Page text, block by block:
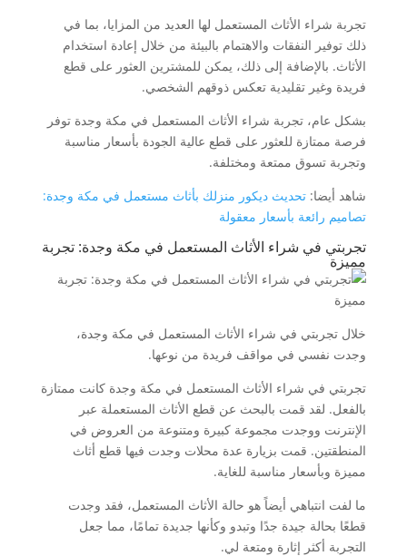
تجربة شراء الأثاث المستعمل لها العديد من المزايا، بما في
ذلك توفير النفقات والاهتمام بالبيئة من خلال إعادة استخدام
الأثاث. بالإضافة إلى ذلك، يمكن للمشترين العثور على قطع
فريدة وغير تقليدية تعكس ذوقهم الشخصي.
بشكل عام، تجربة شراء الأثاث المستعمل في مكة وجدة توفر
فرصة ممتازة للعثور على قطع عالية الجودة بأسعار مناسبة
وتجربة تسوق ممتعة ومختلفة.
شاهد أيضا: تحديث ديكور منزلك بأثاث مستعمل في مكة وجدة:
تصاميم رائعة بأسعار معقولة
تجربتي في شراء الأثاث المستعمل في مكة وجدة: تجربة
مميزة
خلال تجربتي في شراء الأثاث المستعمل في مكة وجدة،
وجدت نفسي في مواقف فريدة من نوعها.
تجربتي في شراء الأثاث المستعمل في مكة وجدة كانت ممتازة
بالفعل. لقد قمت بالبحث عن قطع الأثاث المستعملة عبر
الإنترنت ووجدت مجموعة كبيرة ومتنوعة من العروض في
المنطقتين. قمت بزيارة عدة محلات وجدت فيها قطع أثاث
مميزة وبأسعار مناسبة للغاية.
ما لفت انتباهي أيضاً هو حالة الأثاث المستعمل، فقد وجدت
قطعًا بحالة جيدة جدًا وتبدو وكأنها جديدة تمامًا، مما جعل
التجربة أكثر إثارة ومتعة لي.